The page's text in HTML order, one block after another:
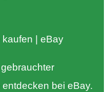
| eBay
bei eBay.